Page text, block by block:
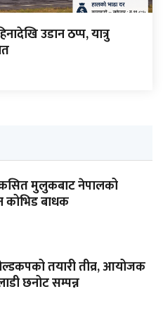
उडान ठप्प, यात्रु
मुलुकबाट नेपालको
कोभिड बाधक
तयारी तीव्र, आयोजक
छनोट सम्पन्न